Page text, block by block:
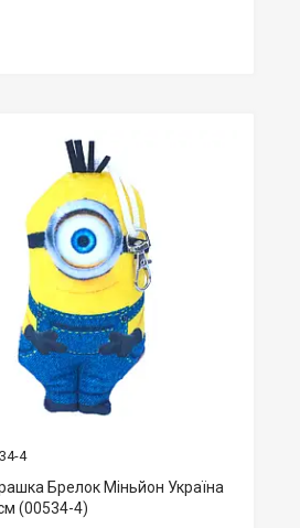
4
Брелок Міньйон Україна
(00534-4)